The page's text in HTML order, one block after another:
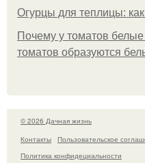
Огурцы для теплицы:
Почему у томатов
томатов образуются
© 2026 Дачная жизнь
Контакты
Пользовательское
Политика конфидециальности